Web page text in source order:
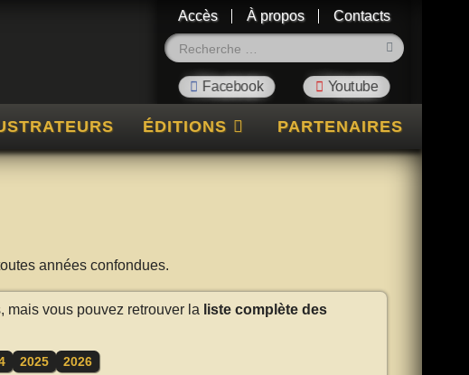
Accès À propos
Contacts
ÉDITIONS PARTENAIRES
années confondues.
mais vous pouvez retrouver la liste complète des
2025 2026